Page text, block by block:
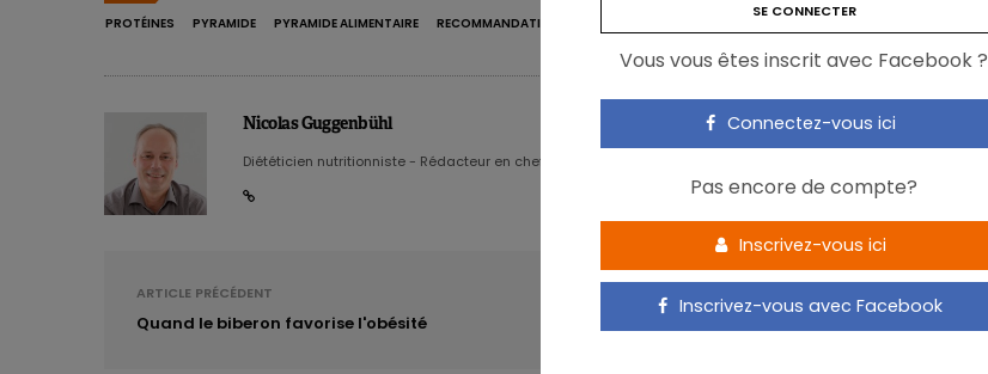
PROTÉINES
PYRAMIDE PYRAMIDE ALIMENTAIRE RECOMMANDATIONS
Nicolas Guggenbühl
Diététicien nutritionniste - Rédacteur en chef - Partner & Senior Nutrition Expert - Karott'
ARTICLE PRÉCÉDENT
Quand le biberon favorise l'obésité
Vous vous êtes inscrit avec Facebook ?
Connectez-vous ici
Pas encore de compte?
Inscrivez-vous ici
Inscrivez-vous avec Facebook